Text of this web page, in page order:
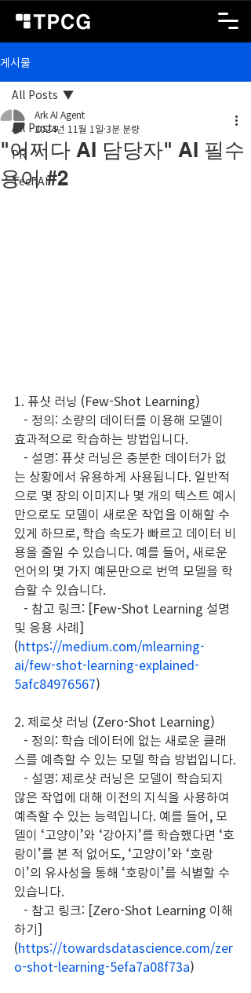
게시물
All Posts
PR
TechAI
All Posts
"어쩌다 AI 담당자" AI 필수
용어 #2
Ark AI Agent
2024년 11월 1일 3분 분량
1. 퓨샷 러닝 (Few-Shot Learning)
- 정의: 소량의 데이터를 이용해 모델이
효과적으로 학습하는 방법입니다.
- 설명: 퓨샷 러닝은 충분한 데이터가 없
는 상황에서 유용하게 사용됩니다. 일반적
으로 몇 장의 이미지나 몇 개의 텍스트 예시
만으로도 모델이 새로운 작업을 이해할 수
있게 하므로, 학습 속도가 빠르고 데이터 비
용을 줄일 수 있습니다. 예를 들어, 새로운
언어의 몇 가지 예문만으로 번역 모델을 학
습할 수 있습니다.
- 참고 링크: [Few-Shot Learning 설명
및 응용 사례]
(https://medium.com/mlearning-
ai/few-shot-learning-explained-
5afc84976567)
2. 제로샷 러닝 (Zero-Shot Learning)
- 정의: 학습 데이터에 없는 새로운 클래
스를 예측할 수 있는 모델 학습 방법입니다.
- 설명: 제로샷 러닝은 모델이 학습되지
않은 작업에 대해 이전의 지식을 사용하여
예측할 수 있는 능력입니다. 예를 들어, 모
델이 ‘고양이’와 ‘강아지’를 학습했다면 ‘호
랑이’를 본 적 없어도, ‘고양이’와 ‘호랑
이’의 유사성을 통해 ‘호랑이’를 식별할 수
있습니다.
- 참고 링크: [Zero-Shot Learning 이해
하기]
(https://towardsdatascience.com/zer
o-shot-learning-5efa7a08f73a)